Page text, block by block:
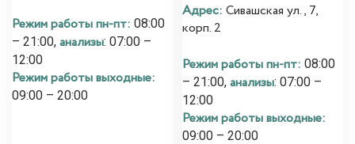
Режим работы пн-пт: 08:00
– 21:00, анализы: 07:00 –
12:00
Режим работы выходные:
09:00 – 20:00
Адрес: Сивашская ул., 7,
корп. 2
Режим работы пн-пт: 08:00
– 21:00, анализы: 07:00 –
12:00
Режим работы выходные:
09:00 – 20:00